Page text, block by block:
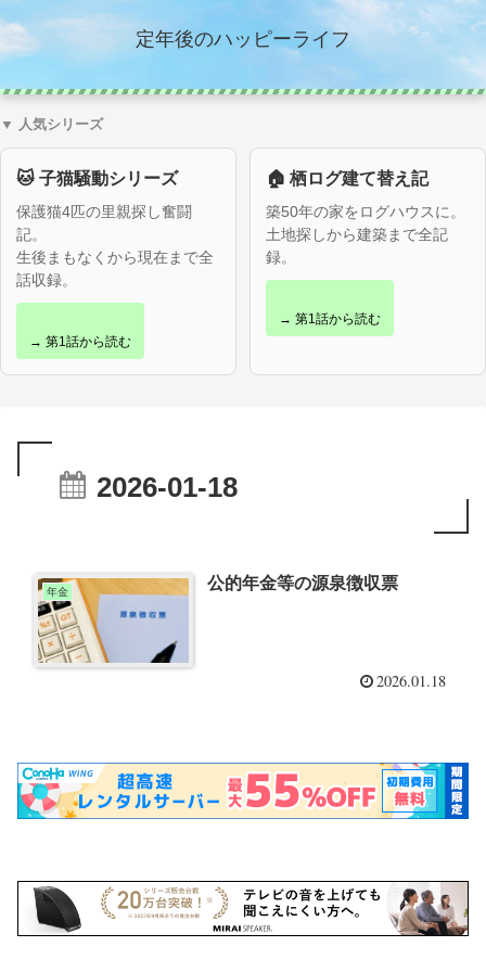
定年後のハッピーライフ
▼ 人気シリーズ
🐱 子猫騒動シリーズ
保護猫4匹の里親探し奮闘
記。
生後まもなくから現在まで全
話収録。
→ 第1話から読む
🏠 栖ログ建て替え記
築50年の家をログハウスに。
土地探しから建築まで全記
録。
→ 第1話から読む
2026-01-18
年金 公的年金等の源泉徴収票
2026.01.18